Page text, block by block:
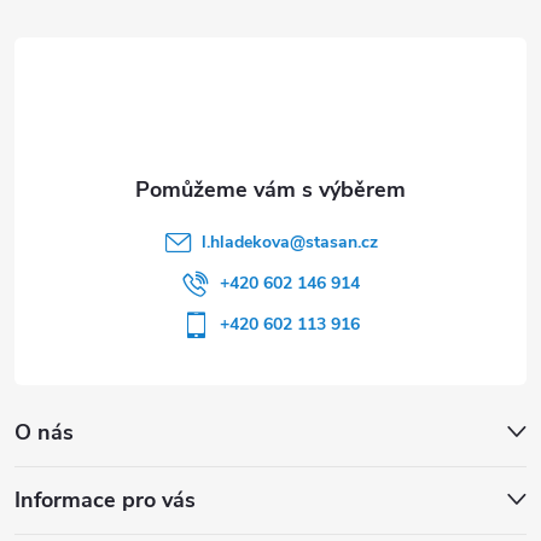
O nás
Informace pro vás
l.hladekova@stasan.cz
+420 602 146 914
+420 602 113 916